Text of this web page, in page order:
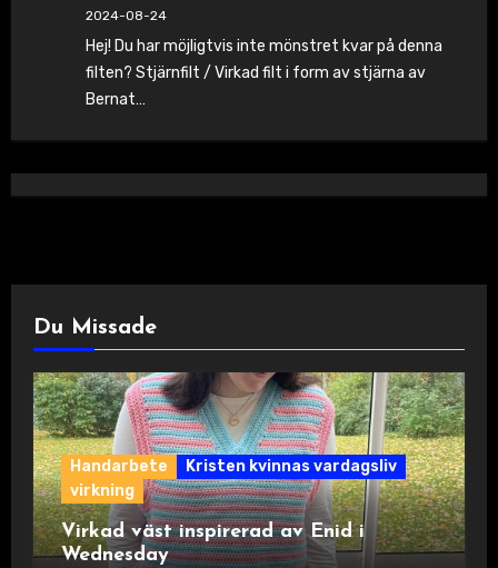
2024-08-24
Hej! Du har möjligtvis inte mönstret kvar på denna
filten? Stjärnfilt / Virkad filt i form av stjärna av
Bernat…
Du Missade
Handarbete
Kristen kvinnas vardagsliv
virkning
Virkad väst inspirerad av Enid i
Wednesday